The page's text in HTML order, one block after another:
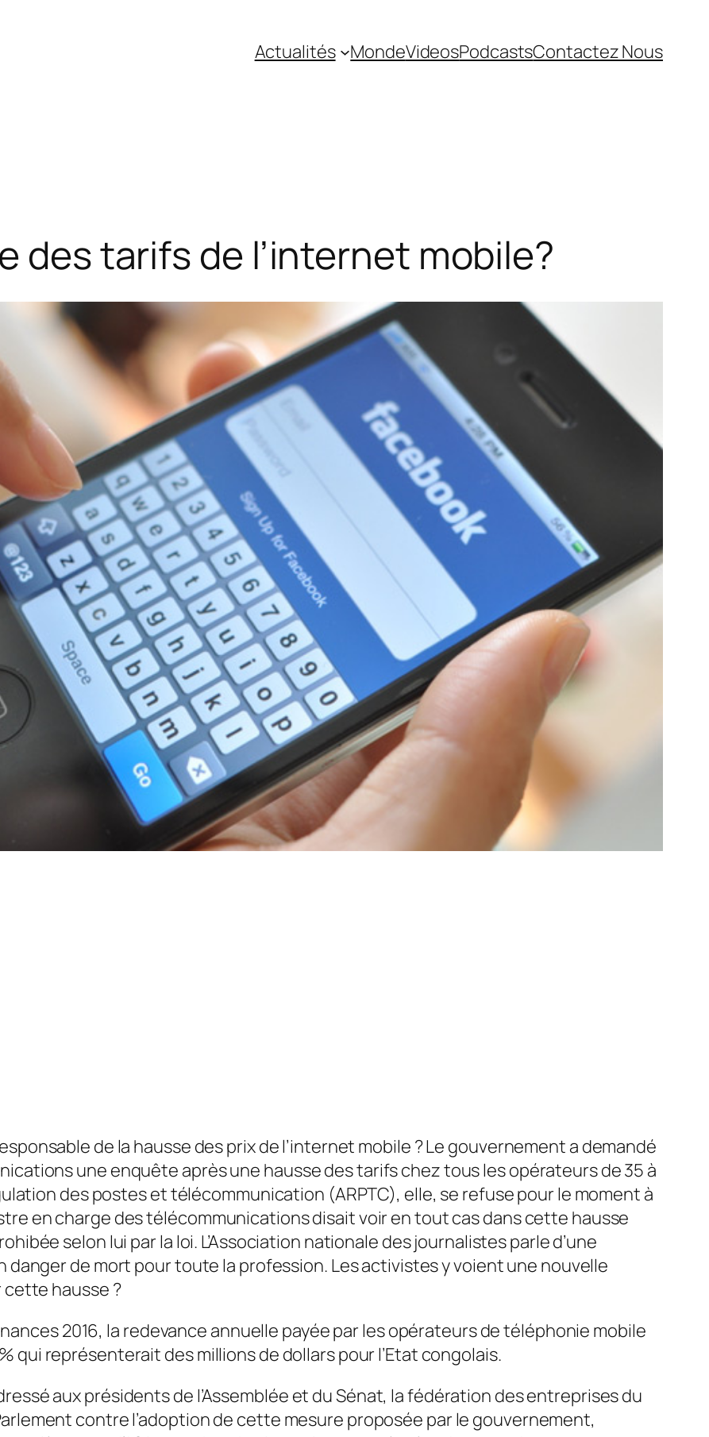
Actualités MondeVideosPodcastsContactez Nous
des tarifs de l’internet mobile?
de la hausse des prix de l’internet mobile ? Le gouvernement a demandé
une enquête après une hausse des tarifs chez tous les opérateurs de 35 à
des postes et télécommunication (ARPTC), elle, se refuse pour le moment à
en charge des télécommunications disait voir en tout cas dans cette hausse
selon lui par la loi. L’Association nationale des journalistes parle d’une
danger de mort pour toute la profession. Les activistes y voient une nouvelle
hausse ?
2016, la redevance annuelle payée par les opérateurs de téléphonie mobile
qui représenterait des millions de dollars pour l’Etat congolais.
aux présidents de l’Assemblée et du Sénat, la fédération des entreprises du
contre l’adoption de cette mesure proposée par le gouvernement,